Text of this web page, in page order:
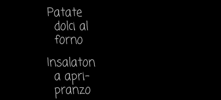
Patate
dolci al
forno
Insalaton
a apri-
pranzo